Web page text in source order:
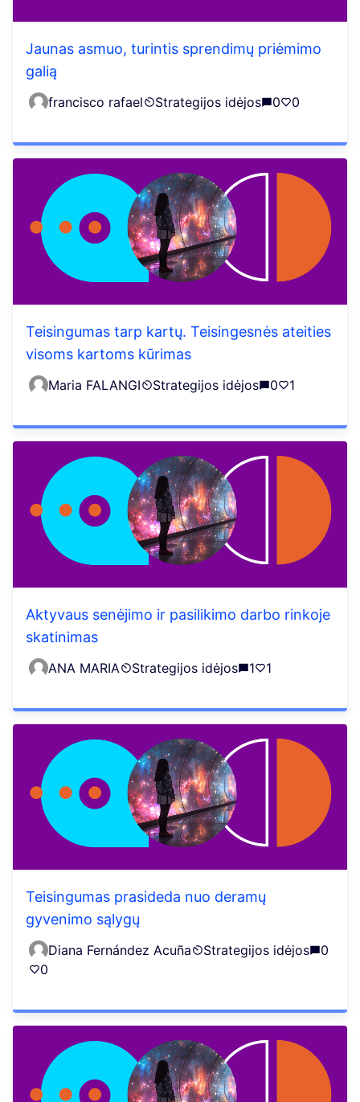
Jaunas asmuo, turintis sprendimų priėmimo
galią
francisco rafael Strategijos idėjos 0 0
Teisingumas tarp kartų. Teisingesnės ateities
visoms kartoms kūrimas
Maria FALANGI Strategijos idėjos 0 1
Aktyvaus senėjimo ir pasilikimo darbo rinkoje
skatinimas
ANA MARIA Strategijos idėjos 1 1
Teisingumas prasideda nuo deramų
gyvenimo sąlygų
Diana Fernández Acuña Strategijos idėjos
0
0